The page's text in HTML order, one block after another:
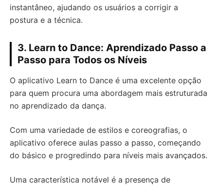
instantâneo, ajudando os usuários a corrigir a
postura e a técnica.
3. Learn to Dance: Aprendizado Passo a
Passo para Todos os Níveis
O aplicativo Learn to Dance é uma excelente opção
para quem procura uma abordagem mais estruturada
no aprendizado da dança.
Com uma variedade de estilos e coreografias, o
aplicativo oferece aulas passo a passo, começando
do básico e progredindo para níveis mais avançados.
Uma característica notável é a presença de